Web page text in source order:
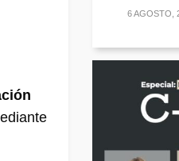
6 AGOSTO,